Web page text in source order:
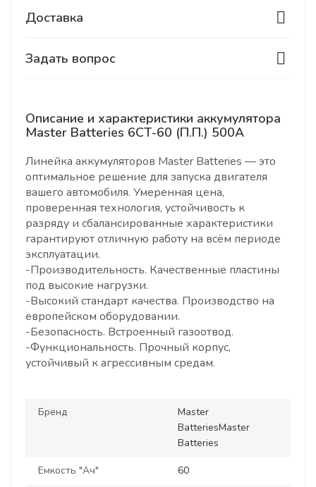
Доставка
Задать вопрос
Описание и характеристики аккумулятора
Master Batteries 6СТ-60 (П.П.) 500А
Линейка аккумуляторов Master Batteries — это
оптимальное решение для запуска двигателя
вашего автомобиля. Умеренная цена,
проверенная технология, устойчивость к
разряду и сбалансированные характеристики
гарантируют отличную работу на всём периоде
эксплуатации.
-Производительность. Качественные пластины
под высокие нагрузки.
-Высокий стандарт качества. Производство на
европейском оборудовании.
-Безопасность. Встроенный газоотвод.
-Функциональность. Прочный корпус,
устойчивый к агрессивным средам.
Бренд
Master
BatteriesMaster
Batteries
Емкость "Ач" 60